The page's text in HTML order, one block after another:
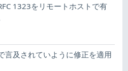
1323をリモートホストで有
言及されていように修正を適用